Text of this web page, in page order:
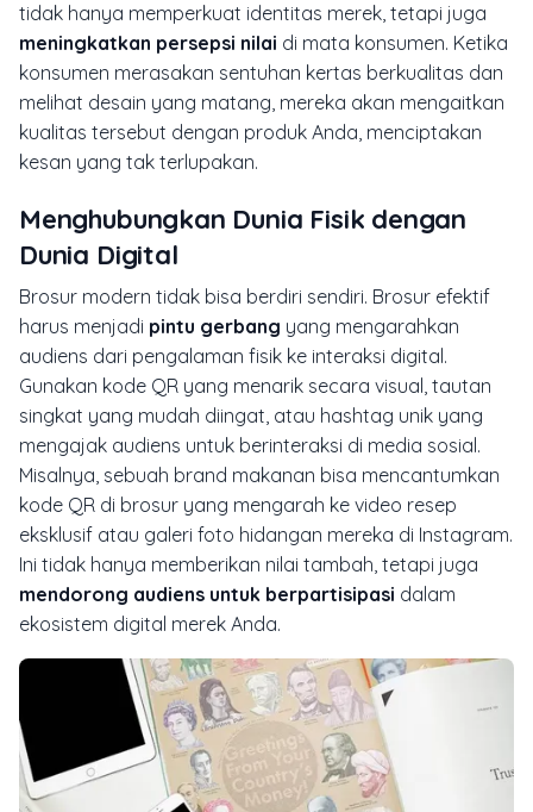
tidak hanya memperkuat identitas merek, tetapi juga
meningkatkan persepsi nilai di mata konsumen. Ketika
konsumen merasakan sentuhan kertas berkualitas dan
melihat desain yang matang, mereka akan mengaitkan
kualitas tersebut dengan produk Anda, menciptakan
kesan yang tak terlupakan.
Menghubungkan Dunia Fisik dengan
Dunia Digital
Brosur modern tidak bisa berdiri sendiri. Brosur efektif
harus menjadi pintu gerbang yang mengarahkan
audiens dari pengalaman fisik ke interaksi digital.
Gunakan kode QR yang menarik secara visual, tautan
singkat yang mudah diingat, atau hashtag unik yang
mengajak audiens untuk berinteraksi di media sosial.
Misalnya, sebuah brand makanan bisa mencantumkan
kode QR di brosur yang mengarah ke video resep
eksklusif atau galeri foto hidangan mereka di Instagram.
Ini tidak hanya memberikan nilai tambah, tetapi juga
mendorong audiens untuk berpartisipasi dalam
ekosistem digital merek Anda.